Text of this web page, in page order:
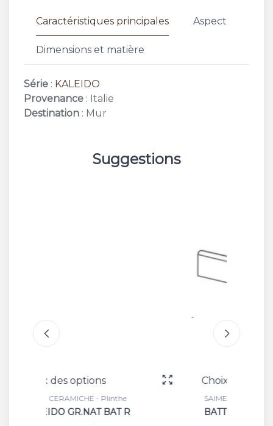
Caractéristiques principales Aspect
Dimensions et matière
Série : KALEIDO
Provenance : Italie
Destination : Mur
Suggestions
Choix des options
SAIME CERAMICHE - Plinthe
BATT CENERE